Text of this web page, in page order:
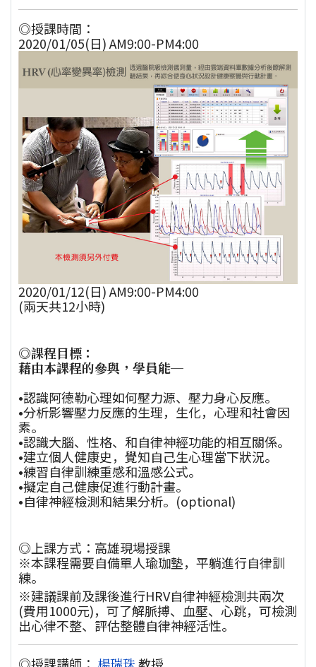
◎授課時間：
2020/01/05(日) AM9:00-PM4:00
2020/01/12(日) AM9:00-PM4:00
(兩天共12小時)
◎課程目標：
藉由本課程的參與，學員能─
•認識阿德勒心理如何壓力源、壓力身心反應。
•分析影響壓力反應的生理，生化，心理和社會因
素。
•認識大腦、性格、和自律神經功能的相互關係。
•建立個人健康史，覺知自己生心理當下狀況。
•練習自律訓練重感和溫感公式。
•擬定自己健康促進行動計畫。
•自律神經檢測和結果分析。(optional)
◎上課方式：高雄現場授課
※本課程需要自備單人瑜珈墊，平躺進行自律訓
練。
※建議課前及課後進行HRV自律神經檢測共兩次
(費用1000元)，可了解脈搏、血壓、心跳，可檢測
出心律不整、評估整體自律神經活性。